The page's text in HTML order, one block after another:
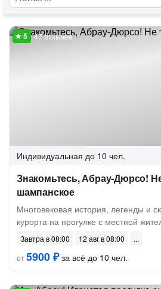
47 отзывов
Индивидуальная до 10 чел.
Знакомьтесь, Абрау-Дюрсо!
шампанское
Многовековая история, легенды и
курорта на прогулке с местной
Завтра в 08:00
12 авг в 08:00
от5900 ₽за всё до 10 чел.